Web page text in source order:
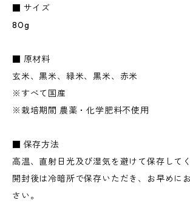
■ サイズ
80g
■ 原材料
玄米、黒米、緑米、黒米、赤米
※すべて国産
※栽培期間 農薬・化学肥料不使用
■ 保存方法
高温、直射日光及び湿気を避けて保存してく
開封後は冷暗所で保存いただき、お早めに
さい。